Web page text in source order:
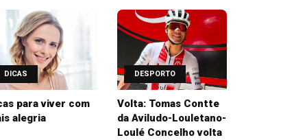
DICAS
para viver com
alegria
DESPORTO
Volta: Tomas Contte
da Aviludo-Louletano-
Loulé Concelho volta